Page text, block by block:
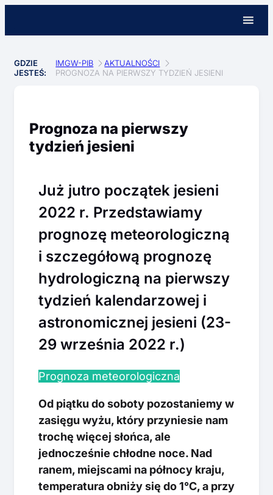
GDZIE
JESTEŚ:
IMGW-PIB
AKTUALNOŚCI
PROGNOZA NA PIERWSZY TYDZIEŃ JESIENI
Prognoza na pierwszy
tydzień jesieni
Już jutro początek jesieni
2022 r. Przedstawiamy
prognozę meteorologiczną
i szczegółową prognozę
hydrologiczną na pierwszy
tydzień kalendarzowej i
astronomicznej jesieni (23-
29 września 2022 r.)
Prognoza meteorologiczna
Od piątku do soboty pozostaniemy w
zasięgu wyżu, który przyniesie nam
trochę więcej słońca, ale
jednocześnie chłodne noce. Nad
ranem, miejscami na północy kraju,
temperatura obniży się do 1°C, a przy